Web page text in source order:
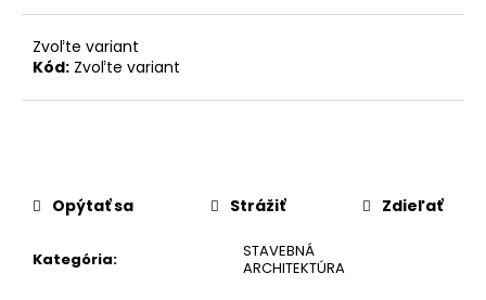
Zvoľte variant
Kód: Zvoľte variant
Kategória:
STAVEBNÁ
ARCHITEKTÚRA
Opýtať sa Strážiť Zdieľať